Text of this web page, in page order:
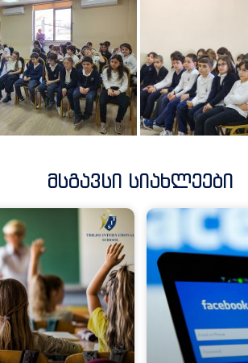
Მსგავსი Სიახლეები